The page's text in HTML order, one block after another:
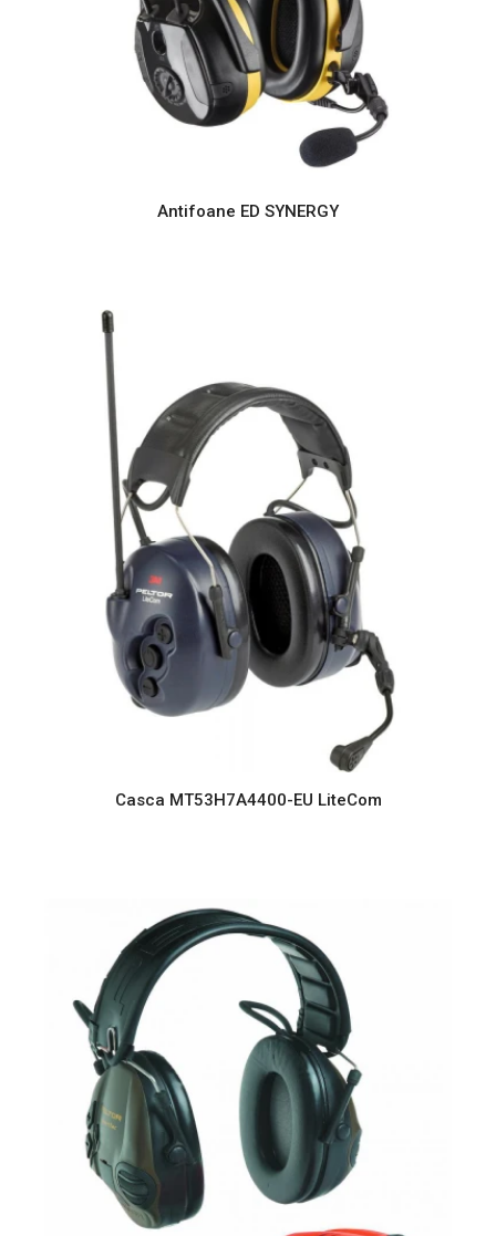
Antifoane ED SYNERGY
Casca MT53H7A4400-EU LiteCom